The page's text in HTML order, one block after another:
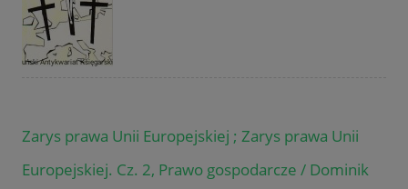
Zarys prawa Unii Europejskiej ; Zarys prawa Unii
Europejskiej. Cz. 2, Prawo gospodarcze / Dominik